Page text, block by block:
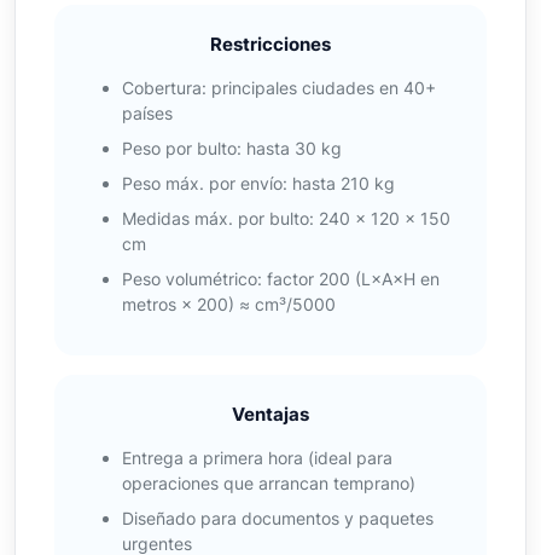
Restricciones
Cobertura: principales ciudades en 40+
países
Peso por bulto: hasta 30 kg
Peso máx. por envío: hasta 210 kg
Medidas máx. por bulto: 240 × 120 × 150
cm
Peso volumétrico: factor 200 (L×A×H en
metros × 200) ≈ cm³/5000
Ventajas
Entrega a primera hora (ideal para
operaciones que arrancan temprano)
Diseñado para documentos y paquetes
urgentes